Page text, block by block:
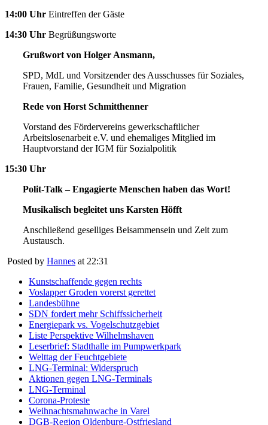
14:00 Uhr Eintreffen der Gäste
14:30 Uhr Begrüßungsworte
Grußwort von Holger Ansmann,
SPD, MdL und Vorsitzender des Ausschusses für Soziales,
Frauen, Familie, Gesundheit und Migration
Rede von Horst Schmitthenner
Vorstand des Fördervereins gewerkschaftlicher
Arbeitslosenarbeit e.V. und ehemaliges Mitglied im
Hauptvorstand der IGM für Sozialpolitik
15:30 Uhr
Polit-Talk – Engagierte Menschen haben das Wort!
Musikalisch begleitet uns Karsten Höfft
Anschließend geselliges Beisammensein und Zeit zum
Austausch.
Posted by Hannes at 22:31
Kunstschaffende gegen rechts
Voslapper Groden vorerst gerettet
Landesbühne
SDN fordert mehr Schiffssicherheit
Energiepark vs. Vogelschutzgebiet
Liste Perspektive Wilhelmshaven
Leserbrief: Stadthalle im Pumpwerkpark
Welttag der Feuchtgebiete
LNG-Terminal: Widerspruch
Aktionen gegen LNG-Terminals
LNG-Terminal
Corona-Proteste
Weihnachtsmahnwache in Varel
DGB-Region Oldenburg-Ostfriesland